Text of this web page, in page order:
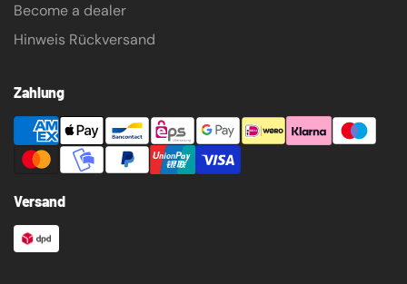
Become a dealer
Hinweis Rückversand
Zahlung
Versand